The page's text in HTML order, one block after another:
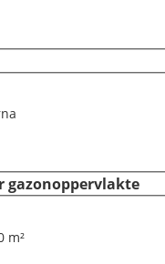
gazonoppervlakte
m²